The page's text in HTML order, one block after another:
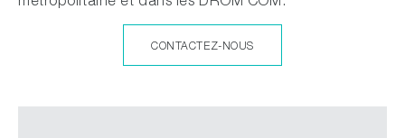
CONTACTEZ-NOUS